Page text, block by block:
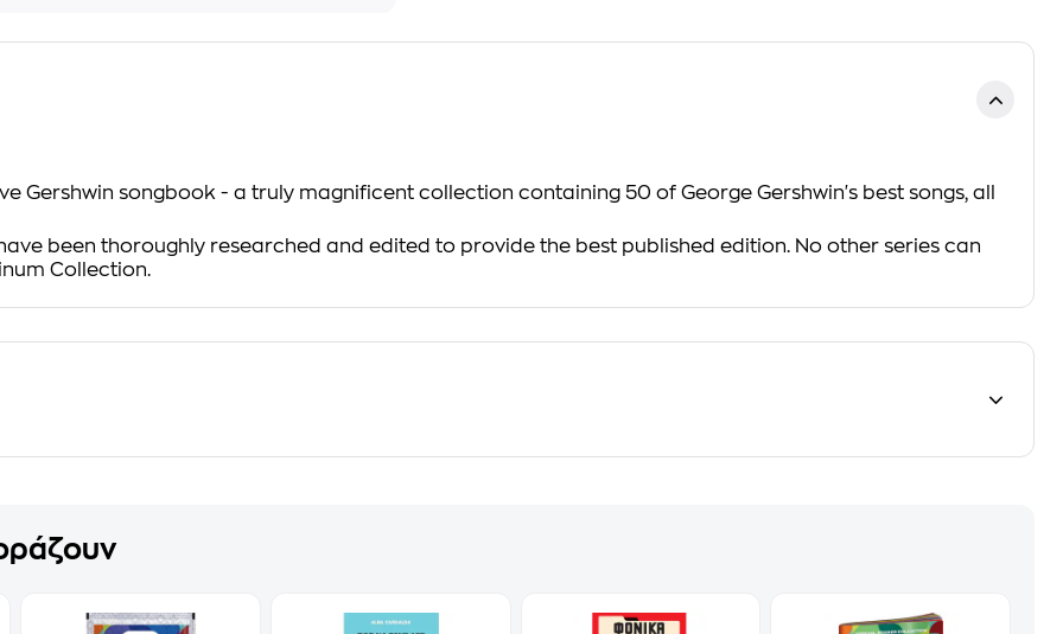
Gershwin songbook - a truly magnificent collection containing 50 of George Gershwin's best songs, all
been thoroughly researched and edited to provide the best published edition. No other series can
Collection.